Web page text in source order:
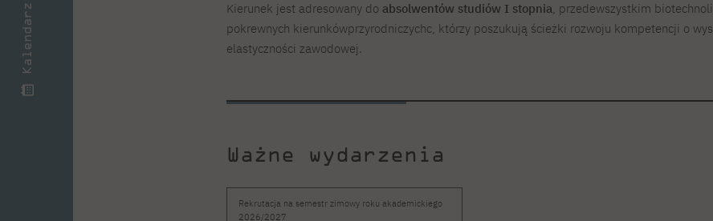
Kalendarz Kierunek jest adresowany do absolwentów studiów I stopnia, przedewszystkim
pokrewnych kierunkówprzyrodniczychc, którzy poszukują ścieżki rozwoju kompetencji o
elastyczności zawodowej.
Ważne wydarzenia
Rekrutacja na semestr zimowy roku akademickiego
2026/2027